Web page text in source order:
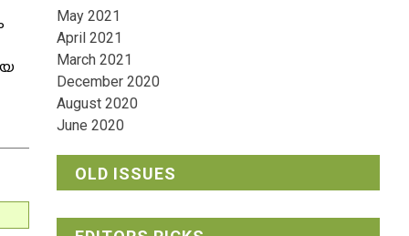
May 2021
April 2021
March 2021
December 2020
August 2020
June 2020
OLD ISSUES